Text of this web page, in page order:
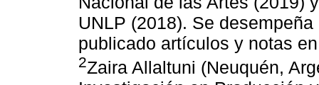
UNLP (2018). Se
publicado artículos y notas
2Zaira Allaltuni (Neuquén,